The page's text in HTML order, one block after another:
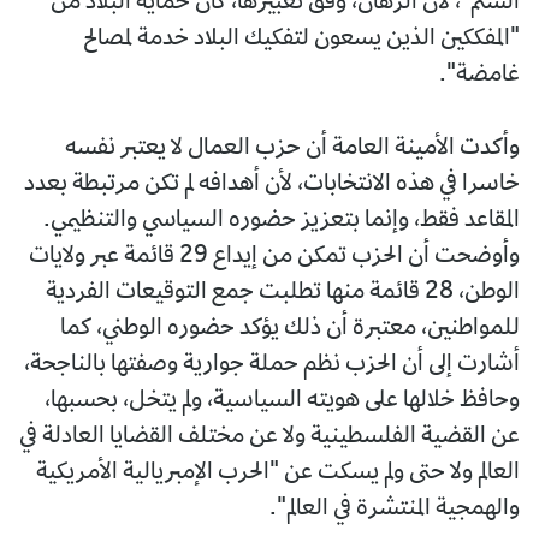
"المفككين الذين يسعون لتفكيك البلاد خدمة لمصالح
غامضة".
وأكدت الأمينة العامة أن حزب العمال لا يعتبر نفسه
خاسرا في هذه الانتخابات، لأن أهدافه لم تكن مرتبطة بعدد
المقاعد فقط، وإنما بتعزيز حضوره السياسي والتنظيمي.
وأوضحت أن الحزب تمكن من إيداع 29 قائمة عبر ولايات
الوطن، 28 قائمة منها تطلبت جمع التوقيعات الفردية
للمواطنين، معتبرة أن ذلك يؤكد حضوره الوطني، كما
أشارت إلى أن الحزب نظم حملة جوارية وصفتها بالناجحة،
وحافظ خلالها على هويته السياسية، ولم يتخل، بحسبها،
عن القضية الفلسطينية ولا عن مختلف القضايا العادلة في
العالم ولا حتى ولم يسكت عن "الحرب الإمبريالية الأمريكية
والهمجية المنتشرة في العالم".